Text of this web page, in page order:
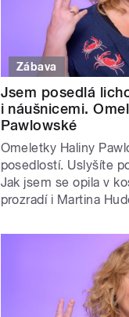
Zábava
Jsem posedlá
i náušnicemi.
Pawlowské
Omeletky Haliny
posedlostí. Uslyšíte
Jak jsem se opila v
prozradí i Martina